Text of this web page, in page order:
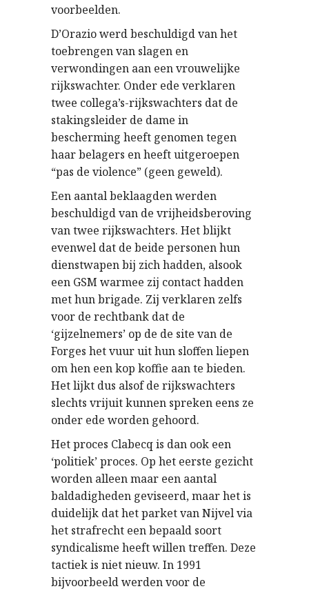
voorbeelden.
D’Orazio werd beschuldigd van het
toebrengen van slagen en
verwondingen aan een vrouwelijke
rijkswachter. Onder ede verklaren
twee collega’s-rijkswachters dat de
stakingsleider de dame in
bescherming heeft genomen tegen
haar belagers en heeft uitgeroepen
“pas de violence” (geen geweld).
Een aantal beklaagden werden
beschuldigd van de vrijheidsberoving
van twee rijkswachters. Het blijkt
evenwel dat de beide personen hun
dienstwapen bij zich hadden, alsook
een GSM warmee zij contact hadden
met hun brigade. Zij verklaren zelfs
voor de rechtbank dat de
‘gijzelnemers’ op de de site van de
Forges het vuur uit hun sloffen liepen
om hen een kop koffie aan te bieden.
Het lijkt dus alsof de rijkswachters
slechts vrijuit kunnen spreken eens ze
onder ede worden gehoord.
Het proces Clabecq is dan ook een
‘politiek’ proces. Op het eerste gezicht
worden alleen maar een aantal
baldadigheden geviseerd, maar het is
duidelijk dat het parket van Nijvel via
het strafrecht een bepaald soort
syndicalisme heeft willen treffen. Deze
tactiek is niet nieuw. In 1991
bijvoorbeeld werden voor de